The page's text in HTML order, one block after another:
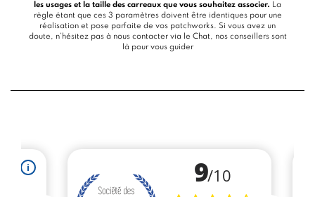
les usages et la taille des carreaux que vous souhaitez associer. La
règle étant que ces 3 paramètres doivent être identiques pour une
réalisation et pose parfaite de vos patchworks. Si vous avez un
doute, n’hésitez pas à nous contacter via le Chat, nos conseillers sont
là pour vous guider